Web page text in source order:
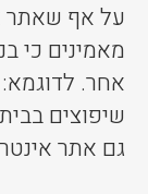
על אף שאתר
מאמינים כי
אחר.
שיפוצים
גם אתר